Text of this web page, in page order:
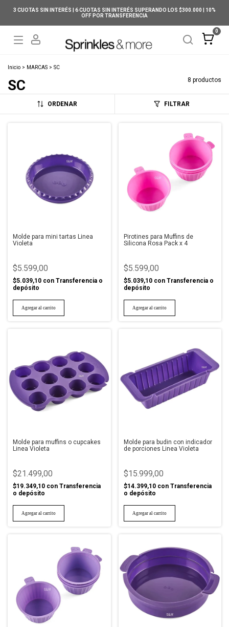
3 CUOTAS SIN INTERÉS | 6 CUOTAS SIN INTERÉS SUPERANDO LOS $300.000 | 10%
OFF POR TRANSFERENCIA
0
Inicio > MARCAS > SC
SC 8 productos
ORDENAR FILTRAR
Molde para mini tartas Linea
Violeta
$5.599,00
$5.039,10 con Transferencia o
depósito
Pirotines para Muffins de
Silicona Rosa Pack x 4
$5.599,00
$5.039,10 con Transferencia o
depósito
Molde para muffins o cupcakes
Linea Violeta
$21.499,00
$19.349,10 con Transferencia
o depósito
Molde para budin con indicador
de porciones Linea Violeta
$15.999,00
$14.399,10 con Transferencia
o depósito